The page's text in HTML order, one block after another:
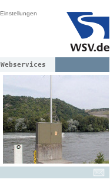
Einstellungen
Webservices